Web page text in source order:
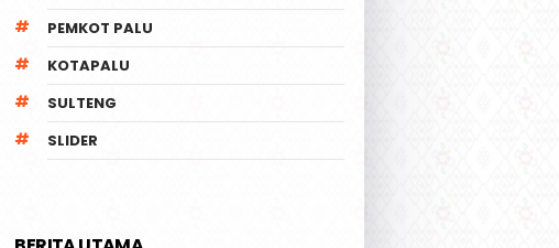
PEMKOT PALU
KOTAPALU
SULTENG
SLIDER